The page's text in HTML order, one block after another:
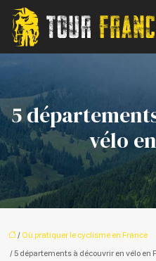
5
vélo
/ Où pratiquer le cyclisme en France
/ 5 départements à découvrir en vélo en